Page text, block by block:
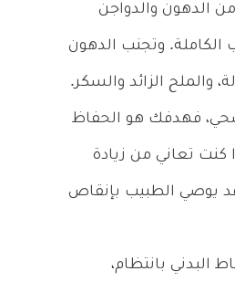
الدهون والدواجن
الكاملة. وتجنب الدهون
والملح الزائد والسكر.
فهدفك هو الحفاظ
تعاني من زيادة
قد يوصي الطبيب بإنقاص
البدني بانتظام،